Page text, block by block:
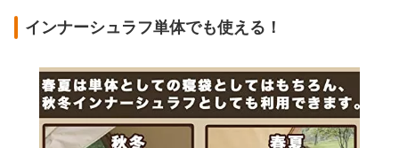
インナーシュラフ単体でも使える！